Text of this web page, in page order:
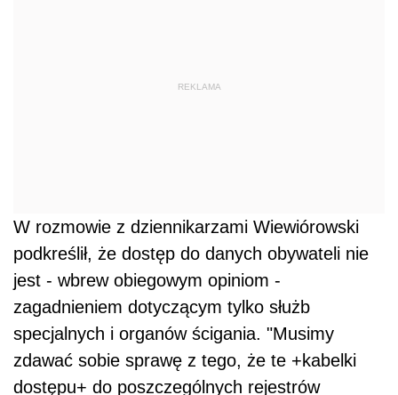
REKLAMA
W rozmowie z dziennikarzami Wiewiórowski
podkreślił, że dostęp do danych obywateli nie
jest - wbrew obiegowym opiniom -
zagadnieniem dotyczącym tylko służb
specjalnych i organów ścigania. "Musimy
zdawać sobie sprawę z tego, że te +kabelki
dostępu+ do poszczególnych rejestrów